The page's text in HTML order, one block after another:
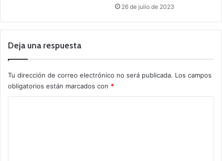
26 de julio de 2023
Deja una respuesta
Tu dirección de correo electrónico no será publicada. Los campos
obligatorios están marcados con *